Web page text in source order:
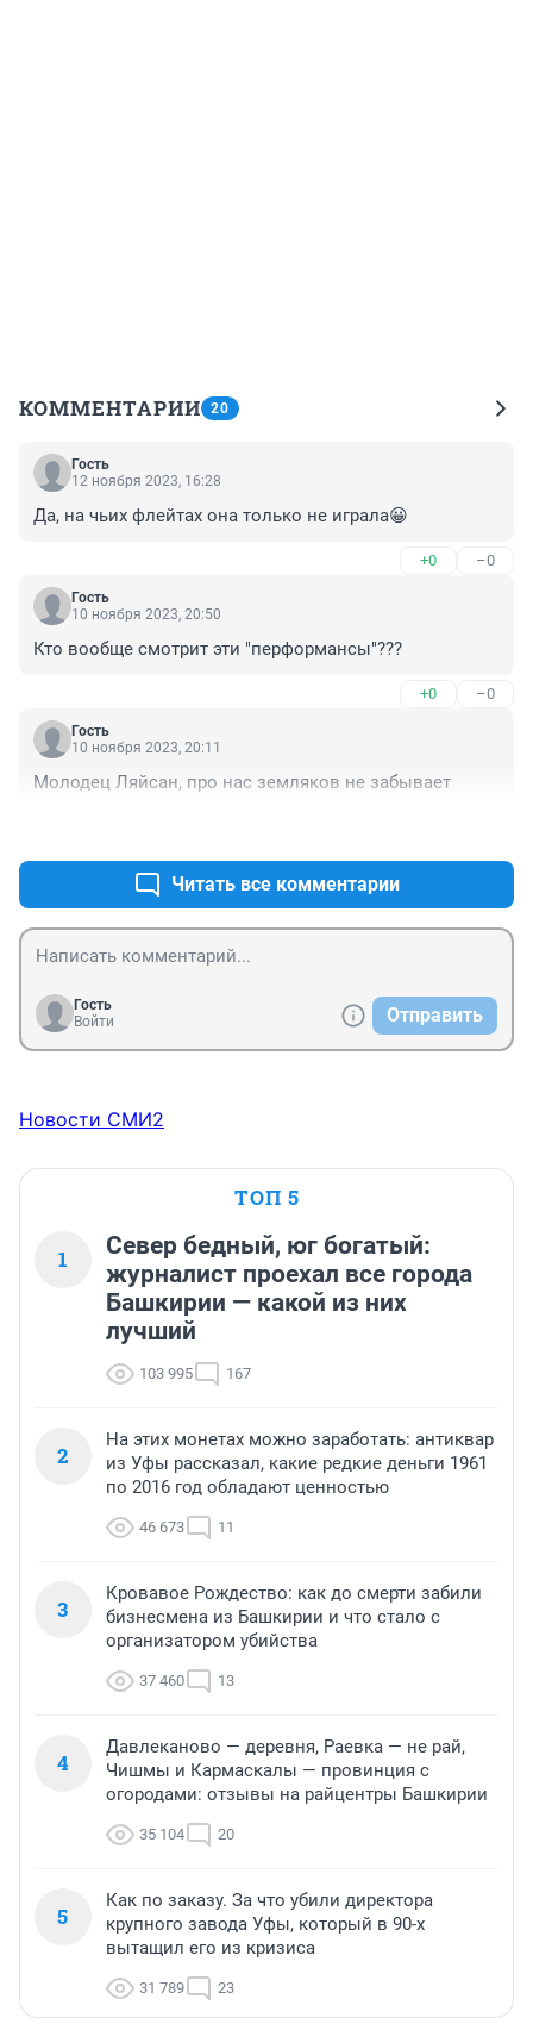
КОММЕНТАРИИ 20
Гость
12 ноября 2023, 16:28
Да, на чьих флейтах она только не играла😀
+0 –0
Гость
10 ноября 2023, 20:50
Кто вообще смотрит эти "перформансы"???
+0 –0
Гость
10 ноября 2023, 20:11
Молодец Ляйсан, про нас земляков не забывает
Читать все комментарии
Гость
Войти
Отправить
Новости СМИ2
ТОП 5
1
Север бедный, юг богатый:
журналист проехал все города
Башкирии — какой из них
лучший
103 995 167
2
На этих монетах можно заработать: антиквар
из Уфы рассказал, какие редкие деньги 1961
по 2016 год обладают ценностью
46 673 11
3
Кровавое Рождество: как до смерти забили
бизнесмена из Башкирии и что стало с
организатором убийства
37 460 13
4
Давлеканово — деревня, Раевка — не рай,
Чишмы и Кармаскалы — провинция с
огородами: отзывы на райцентры Башкирии
35 104 20
5
Как по заказу. За что убили директора
крупного завода Уфы, который в 90-х
вытащил его из кризиса
31 789 23